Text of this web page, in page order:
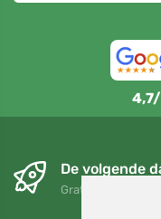
De volgende
Gratis verzending